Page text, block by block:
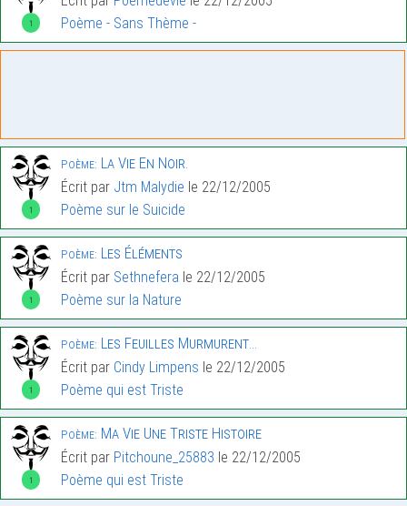
1
Poème - Sans Thème -
1
Poème: La Vie En Noir.
Écrit par Jtm Malydie le 22/12/2005
Poème sur le Suicide
1
Poème: Les Éléments
Écrit par Sethnefera le 22/12/2005
Poème sur la Nature
1
Poème: Les Feuilles Murmurent…
Écrit par Cindy Limpens le 22/12/2005
Poème qui est Triste
1
Poème: Ma Vie Une Triste Histoire
Écrit par Pitchoune_25883 le 22/12/2005
Poème qui est Triste